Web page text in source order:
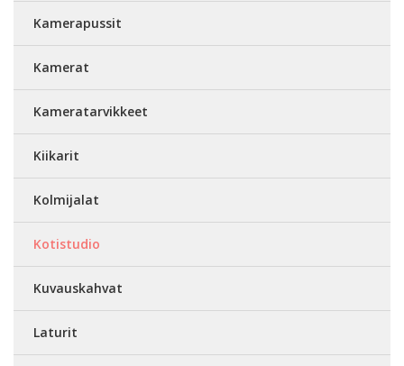
Kamerapussit
Kamerat
Kameratarvikkeet
Kiikarit
Kolmijalat
Kotistudio
Kuvauskahvat
Laturit